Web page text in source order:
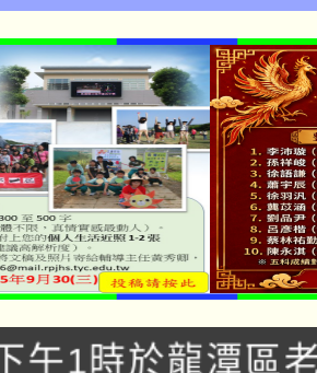
祭」8/29、30在
登場!
午1時於龍潭區